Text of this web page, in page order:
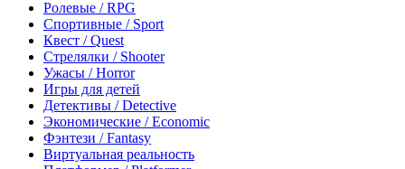
Ролевые / RPG
Спортивные / Sport
Квест / Quest
Стрелялки / Shooter
Ужасы / Horror
Игры для детей
Детективы / Detective
Экономические / Economic
Фэнтези / Fantasy
Виртуальная реальность